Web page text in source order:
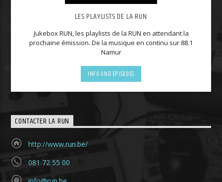
LES PLAYLISTS DE LA RUN
Jukebox RUN, les playlists de la RUN en attendant la
prochaine émission. De la musique en continu sur 88.1
Namur
INFO AND EPISODES
CONTACTER LA RUN
http://www.run.be/
081 72 55 00